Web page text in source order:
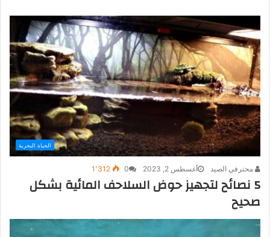
الحياة البحرية
محترفي الصيد أغسطس 2, 2023 0 1٬312
5 نصائح لتجهيز حوض السلاحف المائية بشكل
صحيح